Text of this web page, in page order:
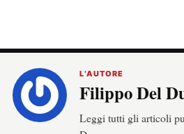
L’AUTORE
Filippo Del
Leggi tutti gli articoli